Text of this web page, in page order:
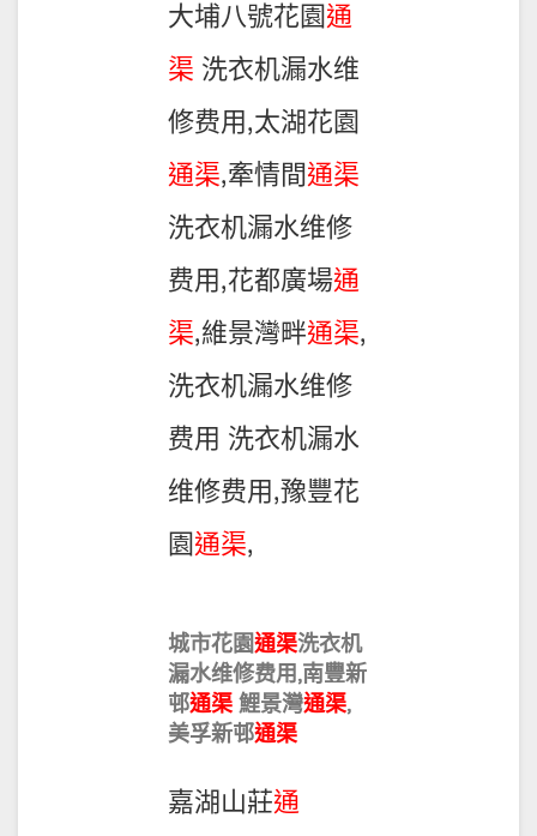
大埔八號花園通
渠 洗衣机漏水维
修费用,太湖花園
通渠,牽情間通渠
洗衣机漏水维修
费用,花都廣場通
渠,維景灣畔通渠,
洗衣机漏水维修
费用 洗衣机漏水
维修费用,豫豐花
園通渠,
城市花園通渠洗衣机
漏水维修费用,南豐新
邨通渠 鯉景灣通渠,
美孚新邨通渠
嘉湖山莊通